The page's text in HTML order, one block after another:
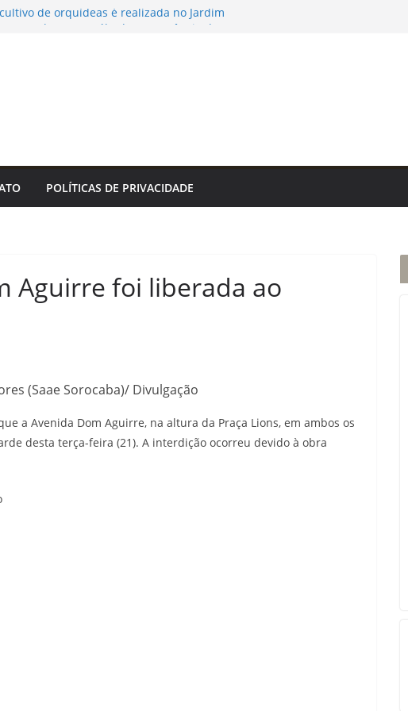
de orquídeas é realizada no Jardim
Veterano 2026 segue com oito jogos
vida para pessoas idosas em João Pessoa
POLÍTICAS DE PRIVACIDADE
Aguirre foi liberada ao
(Saae Sorocaba)/ Divulgação
a Avenida Dom Aguirre, na altura da Praça Lions, em ambos os
desta terça-feira (21). A interdição ocorreu devido à obra